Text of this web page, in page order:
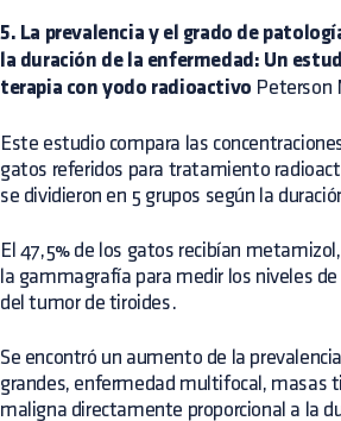
5. La prevalencia y el grado de
la duración de la enfermedad: Un
terapia con yodo radioactivo Peterson
Este estudio compara las
gatos referidos para tratamiento
se dividieron en 5 grupos según la
El 47,5% de los gatos recibían
la gammagrafía para medir los niveles
del tumor de tiroides.
Se encontró un aumento de la
grandes, enfermedad multifocal, masas
maligna directamente proporcional a la